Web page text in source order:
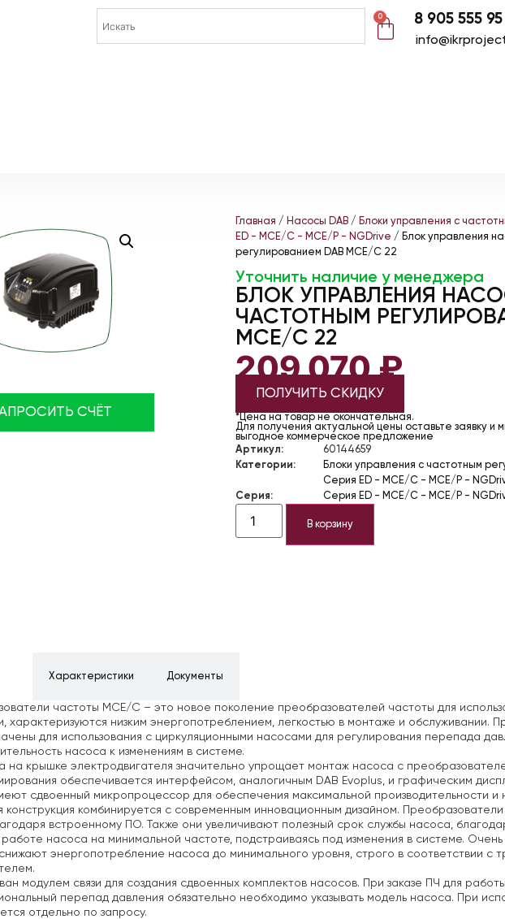
0 8 905 555 95
СЧЁТ
Главная / Насосы DAB/ Блоки управления с
ED - MCE/C - MCE/P - NGDrive / Блок управления
регулированием DAB MCE/C 22
Уточнить наличие у менеджера
БЛОК УПРАВЛЕНИЯ
ЧАСТОТНЫМ
MCE/C 22
209 070₽
ПОЛУЧИТЬ СКИДКУ
*Цена на товар не окончательная.
Для получения актуальной цены оставьте заявку и
выгодное коммерческое предложение
Артикул:
60144659
Категории:
Блоки управления с частотным
Серия ED - MCE/C - MCE/P -
Серия:
Серия ED - MCE/C - MCE/P -
В корзину
Характеристики Документы
частоты MCE/C – это новое поколение преобразователей частоты для
характеризуются низким энергопотреблением, легкостью в монтаже и обслуживании.
для использования с циркуляционными насосами для регулирования перепада
насоса к изменениям в системе.
на крышке электродвигателя значительно упрощает монтаж насоса с
обеспечивается интерфейсом, аналогичным DAB Evoplus, и графическим
сдвоенный микропроцессор для обеспечения максимальной производительности и
конструкция комбинируется с современным инновационным дизайном.
встроенному ПО. Также они увеличивают полезный срок службы насоса,
насоса на минимальной частоте, подстраиваясь под изменения в системе. Очень
энергопотребление насоса до минимального уровня, строго в соответствии с
модулем связи для создания сдвоенных комплектов насосов. При заказе ПЧ для
перепад давления обязательно необходимо указывать модель насоса. При
отдельно по запросу.